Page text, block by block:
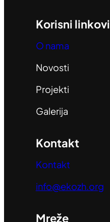
Korisni linkovi
O nama
Novosti
Projekti
Galerija
Kontakt
Kontakt
info@ekozh.org
Mreže